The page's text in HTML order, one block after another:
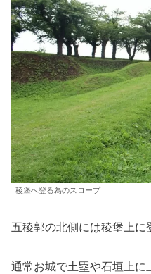
稜堡へ登る為のスロープ
五稜郭の北側には稜堡上に
通常お城で土塁や石垣上に